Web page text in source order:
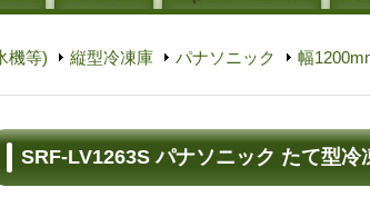
機等) 縦型冷凍庫 パナソニック 幅
SRF-LV1263S パナソニック たて型冷